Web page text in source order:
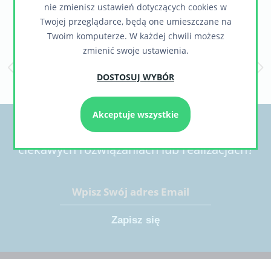
Zaufali nam
Chcesz otrzymywać informacje o nowych,
ciekawych rozwiązaniach lub realizacjach?
nie zmienisz ustawień dotyczących cookies w
Twojej przeglądarce, będą one umieszczane na
Twoim komputerze. W każdej chwili możesz
zmienić swoje ustawienia.
DOSTOSUJ WYBÓR
Akceptuje wszystkie